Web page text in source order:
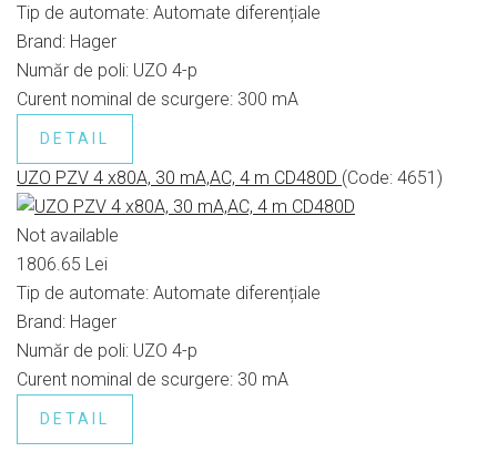
Tip de automate: Automate diferențiale
Brand: Hager
Număr de poli: UZO 4-p
Curent nominal de scurgere: 300 mA
DETAIL
UZO PZV 4 x80A, 30 mA,AC, 4 m CD480D (Code: 4651 )
Not available
1806.65 Lei
Tip de automate: Automate diferențiale
Brand: Hager
Număr de poli: UZO 4-p
Curent nominal de scurgere: 30 mA
DETAIL